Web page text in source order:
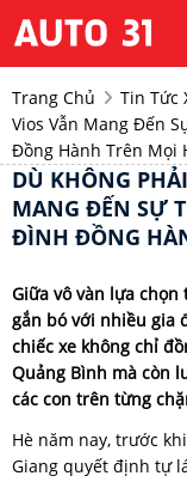
Trang Chủ Tin Tức
Vios Vẫn Mang Đến
Đồng Hành Trên Mọi
DÙ KHÔNG
MANG ĐẾN SỰ
ĐÌNH ĐỒNG
Giữa vô vàn lựa
gắn bó với nhiều gia
chiếc xe không chỉ
Quảng Bình mà còn
các con trên từng
Hè năm nay, trước
Giang quyết định tự